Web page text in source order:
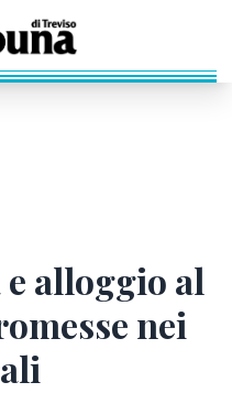
alloggio al
nei